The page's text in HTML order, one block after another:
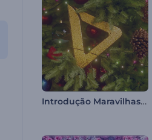
Introdução Maravilhas de Natal